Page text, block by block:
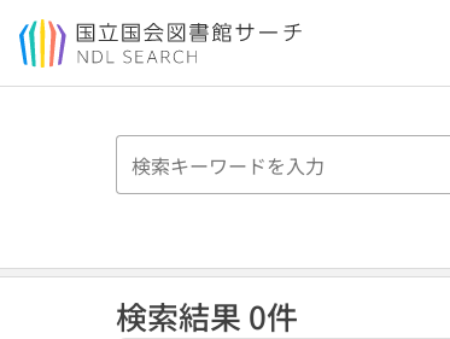
本文へ移動
検索結果 0件